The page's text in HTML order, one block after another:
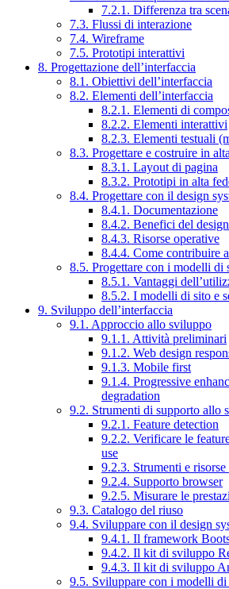
7.2.1. Differenza tra
7.3. Flussi di interazione
7.4. Wireframe
7.5. Prototipi interattivi
8. Progettazione dell’interfaccia
8.1. Obiettivi dell’interfaccia
8.2. Elementi dell’interfaccia
8.2.1. Elementi di
8.2.2. Elementi interattivi
8.2.3. Elementi testuali
8.3. Progettare e costruire in
8.3.1. Layout di pagina
8.3.2. Prototipi in alta
8.4. Progettare con il design
8.4.1. Documentazione
8.4.2. Benefici del
8.4.3. Risorse operative
8.4.4. Come contribuire
8.5. Progettare con i modelli di
8.5.1. Vantaggi
8.5.2. I modelli di sito e
9. Sviluppo dell’interfaccia
9.1. Approccio allo sviluppo
9.1.1. Attività preliminari
9.1.2. Web design
9.1.3. Mobile first
9.1.4. Progressive
degradation
9.2. Strumenti di supporto allo
9.2.1. Feature detection
9.2.2. Verificare le
use
9.2.3. Strumenti e
9.2.4. Supporto browser
9.2.5. Misurare le
9.3. Catalogo del riuso
9.4. Sviluppare con il design
9.4.1. Il framework
9.4.2. Il kit di sviluppo
9.4.3. Il kit di sviluppo
9.5. Sviluppare con i modelli di